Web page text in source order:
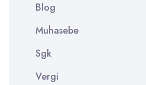
Blog
Muhasebe
Sgk
Vergi